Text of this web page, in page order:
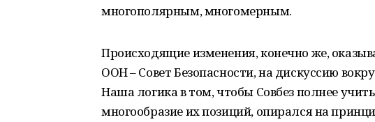
многополярным, многомерным.
Происходящие изменения, конечно же,
ООН – Совет Безопасности, на дискуссию
Наша логика в том, чтобы Совбез полнее
многообразие их позиций, опирался на